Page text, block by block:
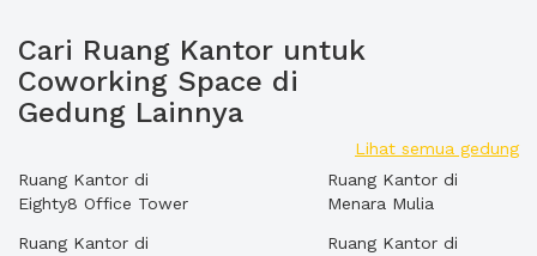
Cari Ruang Kantor untuk
Coworking Space di
Gedung Lainnya
Lihat semua gedung
Ruang Kantor di
Eighty8 Office Tower
Ruang Kantor di
Ruang Kantor di
Menara Mulia
Ruang Kantor di